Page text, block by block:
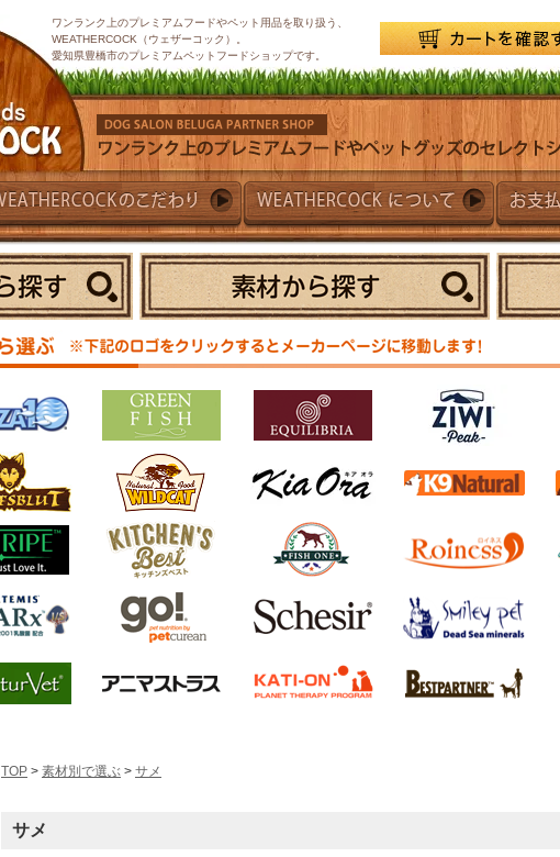
ワンランク上のプレミアムフードやペット用品を取り扱う、
WEATHERCOCK（ウェザーコック）。
愛知県豊橋市のプレミアムペットフードショップです。
TOP > 素材別で選ぶ > サメ
サメ